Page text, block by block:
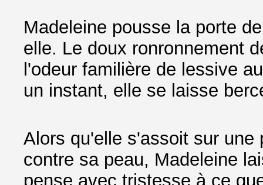
Madeleine pousse la porte
elle. Le doux ronronnement
l'odeur familière de lessive
un instant, elle se laisse
Alors qu'elle s'assoit sur
contre sa peau, Madeleine
pense avec tristesse à ce